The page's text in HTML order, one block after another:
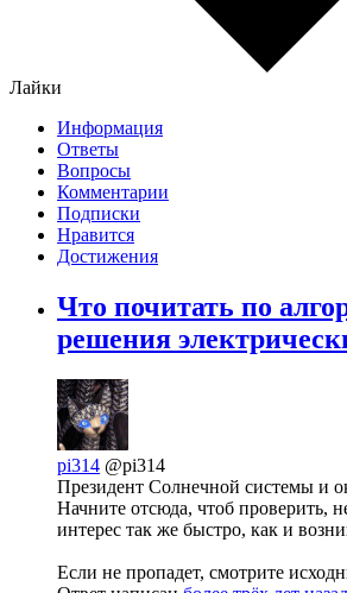
Лайки
Информация
Ответы
Вопросы
Комментарии
Подписки
Нравится
Достижения
Что почитать по
решения
pi314 @pi314
Президент Солнечной системы и
Начните отсюда, чтоб проверить,
интерес так же быстро, как и
Если не пропадет, смотрите